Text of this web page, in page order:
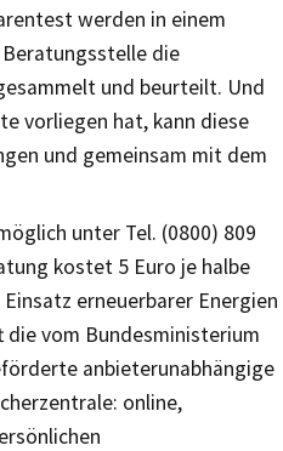
werden in einem
Beratungsstelle die
und beurteilt. Und
vorliegen hat, kann diese
und gemeinsam mit dem
unter Tel. (0800) 809
kostet 5 Euro je halbe
erneuerbarer Energien
vom Bundesministerium
anbieterunabhängige
online,